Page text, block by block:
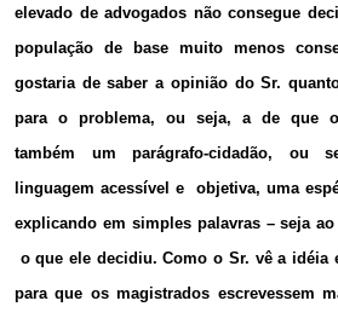
elevado de advogados não consegue
população de base muito menos
gostaria de saber a opinião do Sr.
para o problema, ou seja, a de que o
também um parágrafo-cidadão, ou
linguagem acessível e objetiva, uma
explicando em simples palavras – seja
o que ele decidiu. Como o Sr. vê a
para que os magistrados escrevessem